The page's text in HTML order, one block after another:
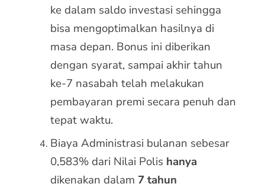
ke dalam saldo investasi sehingga
bisa mengoptimalkan hasilnya di
masa depan. Bonus ini diberikan
dengan syarat, sampai akhir tahun
ke-7 nasabah telah melakukan
pembayaran premi secara penuh dan
tepat waktu.
Biaya Administrasi bulanan sebesar
0,583% dari Nilai Polis hanya
dikenakan dalam 7 tahun